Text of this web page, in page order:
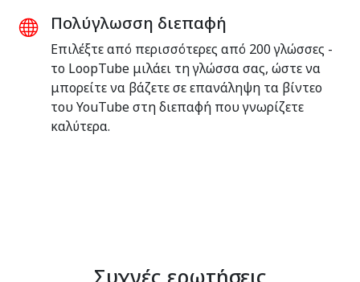
Πολύγλωσση διεπαφή
Επιλέξτε από περισσότερες από 200 γλώσσες -
το LoopTube μιλάει τη γλώσσα σας, ώστε να
μπορείτε να βάζετε σε επανάληψη τα βίντεο
του YouTube στη διεπαφή που γνωρίζετε
καλύτερα.